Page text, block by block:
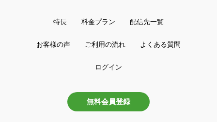
特長 料金プラン 配信先一覧
お客様の声 ご利用の流れ よくある質問
ログイン
無料会員登録